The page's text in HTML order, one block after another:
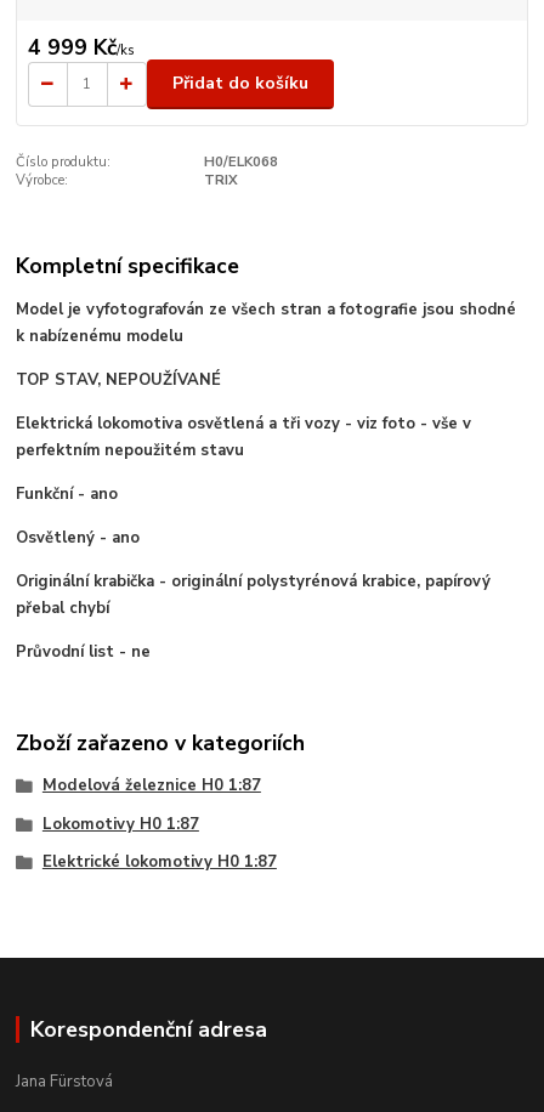
4 999 Kč/ks
Přidat do košíku
Číslo produktu:
H0/ELK068
Výrobce:
TRIX
Kompletní specifikace
Model je vyfotografován ze všech stran a fotografie jsou shodné
k nabízenému modelu
TOP STAV, NEPOUŽÍVANÉ
Elektrická lokomotiva osvětlená a tři vozy - viz foto - vše v
perfektním nepoužitém stavu
Funkční - ano
Osvětlený - ano
Originální krabička - originální polystyrénová krabice, papírový
přebal chybí
Průvodní list - ne
Zboží zařazeno v kategoriích
Modelová železnice H0 1:87
Lokomotivy H0 1:87
Elektrické lokomotivy H0 1:87
Korespondenční adresa
Jana Fürstová